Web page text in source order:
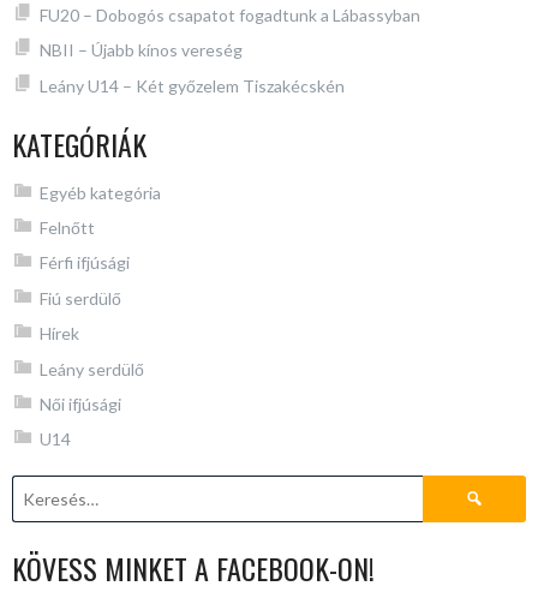
FU20 – Dobogós csapatot fogadtunk a Lábassyban
NBII – Újabb kínos vereség
Leány U14 – Két győzelem Tiszakécskén
KATEGÓRIÁK
Egyéb kategória
Felnőtt
Férfi ifjúsági
Fiú serdülő
Hírek
Leány serdülő
Női ifjúsági
U14
Keresés:
KÖVESS MINKET A FACEBOOK-ON!